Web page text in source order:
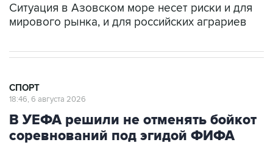
Ситуация в Азовском море несет риски и для
мирового рынка, и для российских аграриев
СПОРТ
18:46, 6 августа 2026
В УЕФА решили не отменять бойкот
соревнований под эгидой ФИФА